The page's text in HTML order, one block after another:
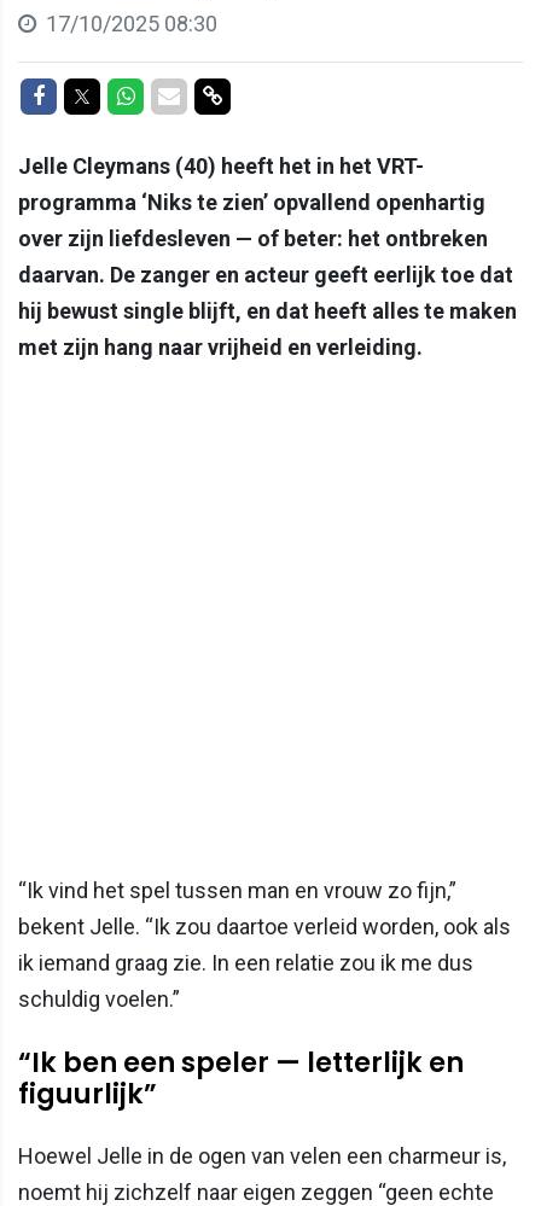
17/10/2025 08:30
Delen op Facebook
Delen op Twitter
Delen op Whatsapp
Delen via Mail
Delen via link
Jelle Cleymans (40) heeft het in het VRT-
programma ‘Niks te zien’ opvallend openhartig
over zijn liefdesleven — of beter: het ontbreken
daarvan. De zanger en acteur geeft eerlijk toe dat
hij bewust single blijft, en dat heeft alles te maken
met zijn hang naar vrijheid en verleiding.
“Ik vind het spel tussen man en vrouw zo fijn,”
bekent Jelle. “Ik zou daartoe verleid worden, ook als
ik iemand graag zie. In een relatie zou ik me dus
schuldig voelen.”
“Ik ben een speler — letterlijk en
figuurlijk”
Hoewel Jelle in de ogen van velen een charmeur is,
noemt hij zichzelf naar eigen zeggen “geen echte